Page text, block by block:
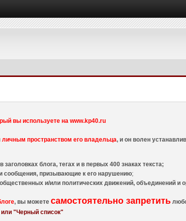
вы используете на www.kp40.ru
личным пространством его владельца, и он волен
блога, тегах и в первых 400 знаках текста;
сообщения, призывающие к его нарушению;
и/или политических движений, объединений и
, вы можетесамостоятельно запретить
"Черный список"